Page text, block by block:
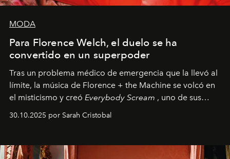
MODA
Para Florence Welch, el duelo se ha
convertido en un superpoder
Tras un problema médico de emergencia que la llevó al
límite, la música de Florence + the Machine se volcó en
el misticismo y creó Everybody Scream , uno de sus
30.10.2025 por Sarah Cristobal